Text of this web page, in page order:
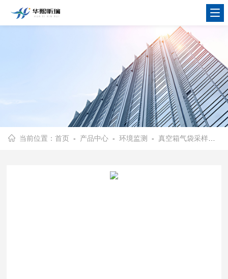
当前位置：首页 - 产品中心 -环境监测 -真空箱气袋采样器